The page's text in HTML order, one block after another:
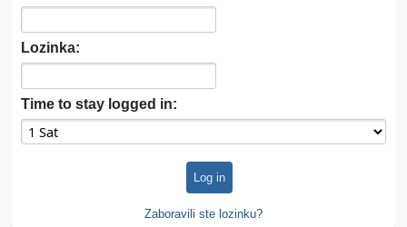
Lozinka:
Time to stay logged in:
Zaboravili ste lozinku?